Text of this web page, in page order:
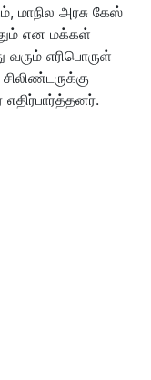
மாநில அரசு கேஸ்
என மக்கள்
வரும் எரிபொருள்